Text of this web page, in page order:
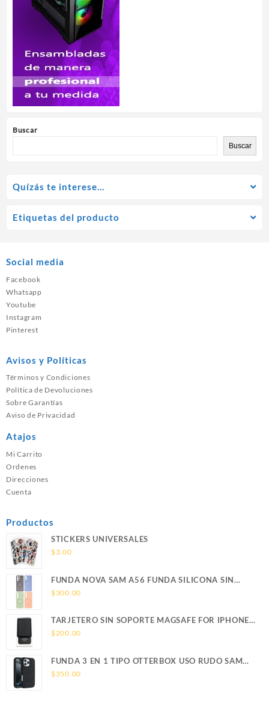
Buscar
Buscar
Quízás te interese…
Etiquetas del producto
Social media
Facebook
Whatsapp
Youtube
Instagram
Pinterest
Avisos y Políticas
Términos y Condiciones
Política de Devoluciones
Sobre Garantías
Aviso de Privacidad
Atajos
Mi Carrito
Ordenes
Direcciones
Cuenta
Productos
STICKERS UNIVERSALES
$3.00
FUNDA NOVA SAM A56 FUNDA SILICONA SIN
SOPORTE MAGNETICO SAMSUNG
$300.00
TARJETERO SIN SOPORTE MAGSAFE FOR IPHONE
LEATHER WALLET MAGSAFE
$200.00
FUNDA 3 EN 1 TIPO OTTERBOX USO RUDO SAM
S26 ULTRA SAMSUNG S26 ULTRA
$350.00